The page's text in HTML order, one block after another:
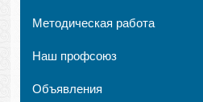
Методическая работа
Наш профсоюз
Объявления